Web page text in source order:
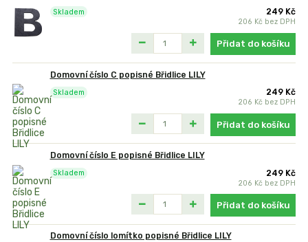
249 Kč
206 Kč bez DPH
Skladem
Přidat do košíku
Domovní číslo C popisné Břidlice LILY
249 Kč
206 Kč bez DPH
Skladem
Přidat do košíku
Domovní číslo E popisné Břidlice LILY
249 Kč
206 Kč bez DPH
Skladem
Přidat do košíku
Domovní číslo lomítko popisné Břidlice LILY